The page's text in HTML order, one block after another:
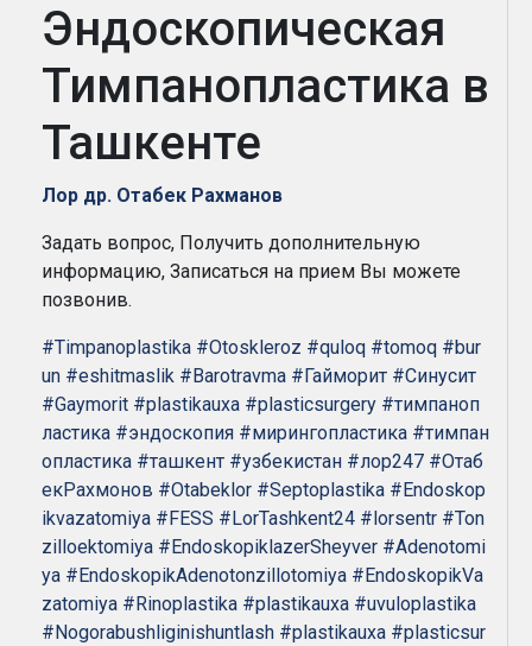
Эндоскопическая
Тимпанопластика в
Ташкенте
Лор др. Отабек Рахманов
Задать вопрос, Получить дополнительную
информацию, Записаться на прием Вы можете
позвонив.
#Timpanoplastika #Otoskleroz #quloq #tomoq #bur
un #eshitmaslik #Barotravma #Гайморит #Синусит
#Gaymorit #plastikauxa #plasticsurgery #тимпаноп
ластика #эндоскопия #мирингопластика #тимпан
опластика #ташкент #узбекистан #лор247 #Отаб
екРахмонов #Otabeklor #Septoplastika #Endoskop
ikvazatomiya #FESS #LorTashkent24 #lorsentr #Ton
zilloektomiya #EndoskopiklazerSheyver #Adenotomi
ya #EndoskopikAdenotonzillotomiya #EndoskopikVa
zatomiya #Rinoplastika #plastikauxa #uvuloplastika
#Nogorabushliginishuntlash #plastikauxa #plasticsur